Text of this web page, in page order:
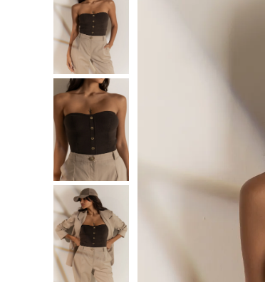
5º
tricot
6º
camisa
º
couro
8º
calça jeans
9º
saia
jeans